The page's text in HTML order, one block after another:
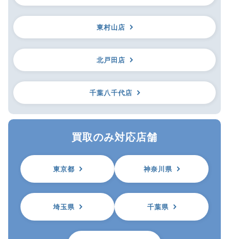
東村山店
北戸田店
千葉八千代店
買取のみ対応店舗
東京都 神奈川県
埼玉県 千葉県